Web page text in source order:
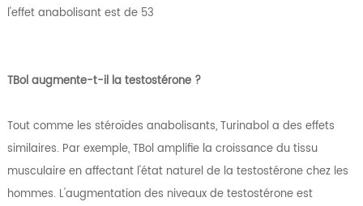
l'effet anabolisant est de 53
TBol augmente-t-il la testostérone ?
Tout comme les stéroïdes anabolisants, Turinabol a des effets
similaires. Par exemple, TBol amplifie la croissance du tissu
musculaire en affectant l'état naturel de la testostérone chez les
hommes. L'augmentation des niveaux de testostérone est